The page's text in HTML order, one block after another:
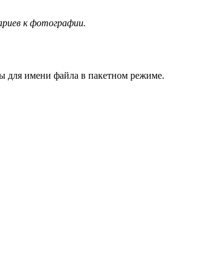
к фотографии.
для имени файла в пакетном режиме.